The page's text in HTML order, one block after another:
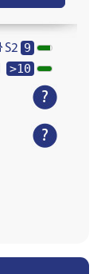
S2 9
>10